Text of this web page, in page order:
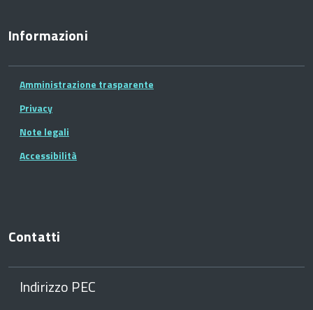
Informazioni
Amministrazione trasparente
Privacy
Note legali
Accessibilità
Contatti
Indirizzo PEC